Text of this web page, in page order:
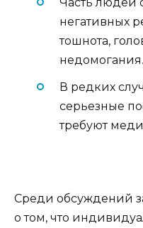
негативных
тошнота,
недомогания.
В редких
серьезные
требуют
Среди обсуждений
о том, что